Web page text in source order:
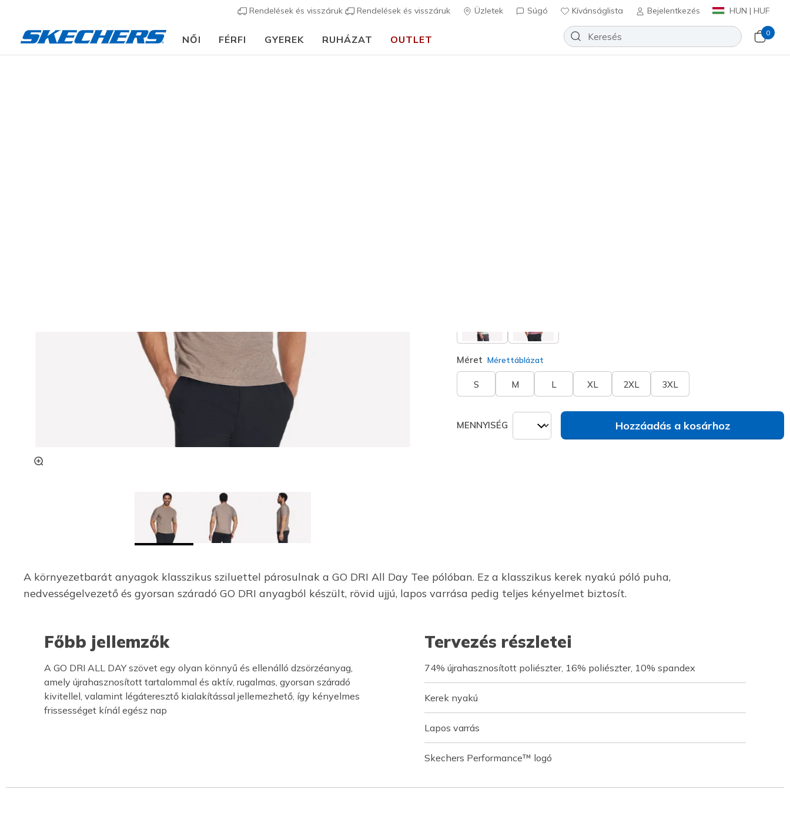
Rendelések és visszáruk Rendelések és visszáruk Üzletek Súgó Kívánságlista Bejelentkezés HUN | HUF
NŐI FÉRFI GYEREK RUHÁZAT OUTLET
0
Méret Mérettáblázat
S M L XL 2XL 3XL
MENNYISÉG Hozzáadás a kosárhoz
A környezetbarát anyagok klasszikus sziluettel párosulnak a GO DRI All Day Tee pólóban. Ez a klasszikus kerek nyakú póló puha,
nedvességelvezető és gyorsan száradó GO DRI anyagból készült, rövid ujjú, lapos varrása pedig teljes kényelmet biztosít.
Főbb jellemzők
A GO DRI ALL DAY szövet egy olyan könnyű és ellenálló dzsörzéanyag,
amely újrahasznosított tartalommal és aktív, rugalmas, gyorsan száradó
kivitellel, valamint légáteresztő kialakítással jellemezhető, így kényelmes
frissességet kínál egész nap
Tervezés részletei
74% újrahasznosított poliészter, 16% poliészter, 10% spandex
Kerek nyakú
Lapos varrás
Skechers Performance™ logó